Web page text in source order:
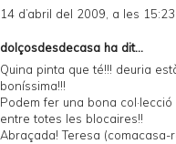
14 d’abril del 2009, a les 15:23
dolçosdesdecasa ha dit...
Quina pinta que té!!! deuria
boníssima!!!
Podem fer una bona col·lecció
entre totes les blocaires!!
Abraçada! Teresa (comacasa-